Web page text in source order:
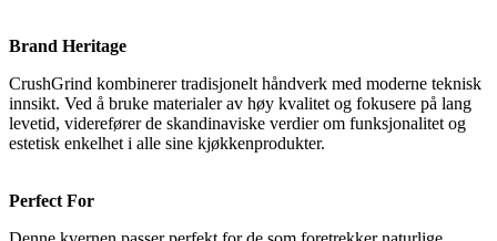
Brand Heritage
CrushGrind kombinerer tradisjonelt håndverk med moderne teknisk
innsikt. Ved å bruke materialer av høy kvalitet og fokusere på lang
levetid, viderefører de skandinaviske verdier om funksjonalitet og
estetisk enkelhet i alle sine kjøkkenprodukter.
Perfect For